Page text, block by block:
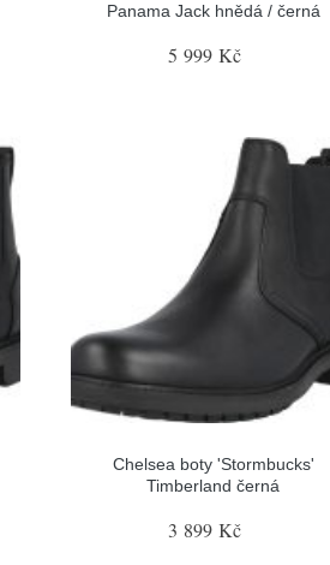
Panama Jack hnědá / černá
5 999 Kč
Chelsea boty 'Stormbucks'
Timberland černá
3 899 Kč